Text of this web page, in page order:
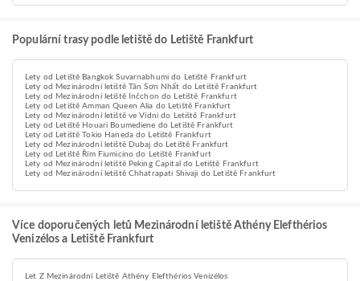
Populární trasy podle letiště do Letiště Frankfurt
Lety od Letiště Bangkok Suvarnabhumi do Letiště Frankfurt
Lety od Mezinárodní letiště Tân Sơn Nhất do Letiště Frankfurt
Lety od Mezinárodní letiště Inčchon do Letiště Frankfurt
Lety od Letiště Amman Queen Alia do Letiště Frankfurt
Lety od Mezinárodní letiště ve Vídni do Letiště Frankfurt
Lety od Letiště Houari Boumediene do Letiště Frankfurt
Lety od Letiště Tokio Haneda do Letiště Frankfurt
Lety od Mezinárodní letiště Dubaj do Letiště Frankfurt
Lety od Letiště Řím Fiumicino do Letiště Frankfurt
Lety od Mezinárodní letiště Peking Capital do Letiště Frankfurt
Lety od Mezinárodní letiště Chhatrapati Shivaji do Letiště Frankfurt
Více doporučených letů Mezinárodní letiště Athény Elefthérios
Venizélos a Letiště Frankfurt
Let Z Mezinárodní Letiště Athény Elefthérios Venizélos